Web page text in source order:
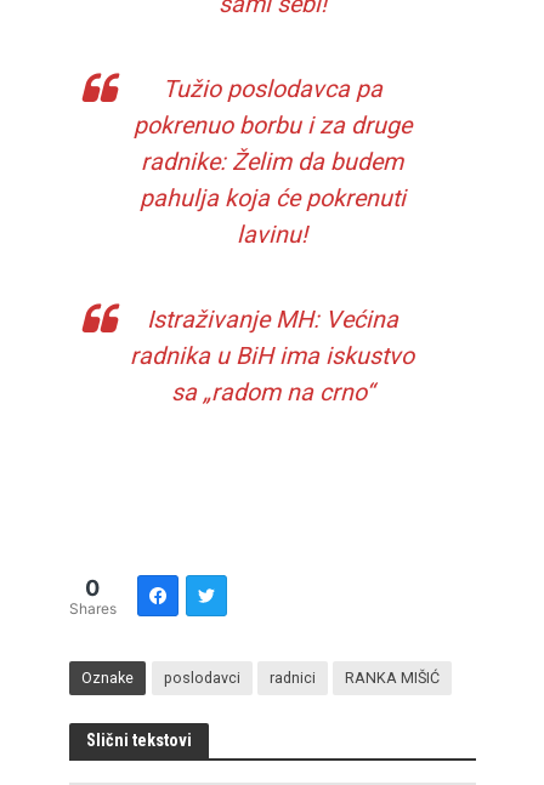
Tužio poslodavca pa
pokrenuo borbu i za druge
radnike: Želim da budem
pahulja koja će pokrenuti
lavinu!
Istraživanje MH: Većina
radnika u BiH ima iskustvo
sa „radom na crno“
0
Shares
Oznake poslodavci radnici RANKA MIŠIĆ
Slični tekstovi